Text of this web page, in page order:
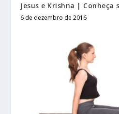
Jesus e Krishna | Conheça
6 de dezembro de 2016